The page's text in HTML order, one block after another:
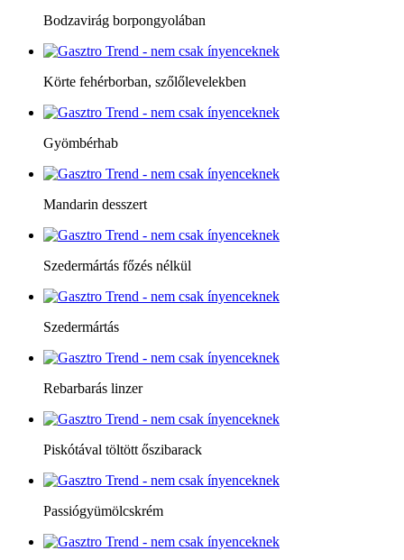
Bodzavirág borpongyolában
Körte fehérborban, szőlőlevelekben
Gyömbérhab
Mandarin desszert
Szedermártás főzés nélkül
Szedermártás
Rebarbarás linzer
Piskótával töltött őszibarack
Passiógyümölcskrém